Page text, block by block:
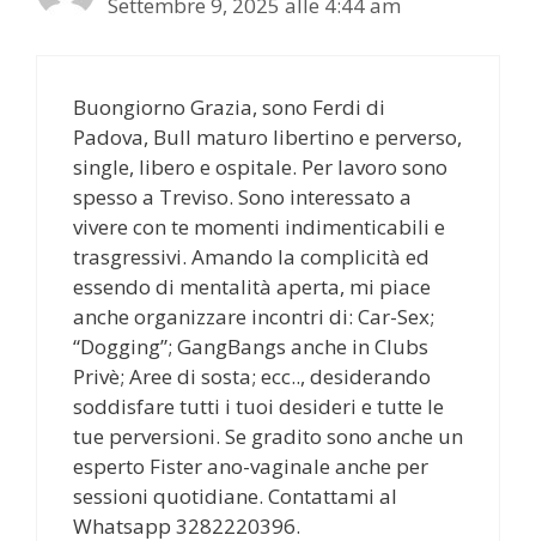
Settembre 9, 2025 alle 4:44 am
Buongiorno Grazia, sono Ferdi di
Padova, Bull maturo libertino e perverso,
single, libero e ospitale. Per lavoro sono
spesso a Treviso. Sono interessato a
vivere con te momenti indimenticabili e
trasgressivi. Amando la complicità ed
essendo di mentalità aperta, mi piace
anche organizzare incontri di: Car-Sex;
“Dogging”; GangBangs anche in Clubs
Privè; Aree di sosta; ecc.., desiderando
soddisfare tutti i tuoi desideri e tutte le
tue perversioni. Se gradito sono anche un
esperto Fister ano-vaginale anche per
sessioni quotidiane. Contattami al
Whatsapp 3282220396.